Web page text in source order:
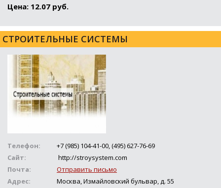
Цена: 12.07 руб.
СТРОИТЕЛЬНЫЕ СИСТЕМЫ
Телефон:
+7 (985) 104-41-00, (495) 627-76-69
Сайт:
http://stroysystem.com
Почта:
Отправить письмо
Адрес:
Москва, Измайловский бульвар, д. 55